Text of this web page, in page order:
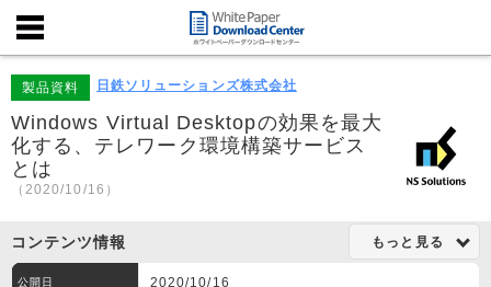
製品資料 日鉄ソリューションズ株式会社
Windows Virtual Desktopの効果を最大
化する、テレワーク環境構築サービス
とは
（2020/10/16）
コンテンツ情報 もっと見る
公開日 2020/10/16